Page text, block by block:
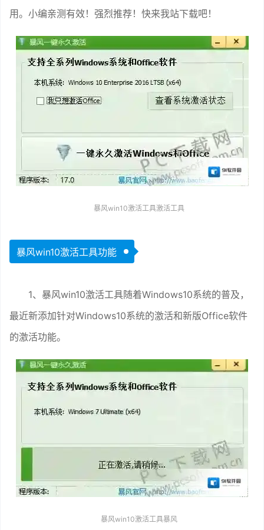
用。小编亲测有效！强烈推荐！快来我站下载吧！
暴风win10激活工具激活工具
暴风win10激活工具功能
1、暴风win10激活工具随着Windows10系统的普及，
最近新添加针对Windows10系统的激活和新版Office软件
的激活功能。
暴风win10激活工具暴风